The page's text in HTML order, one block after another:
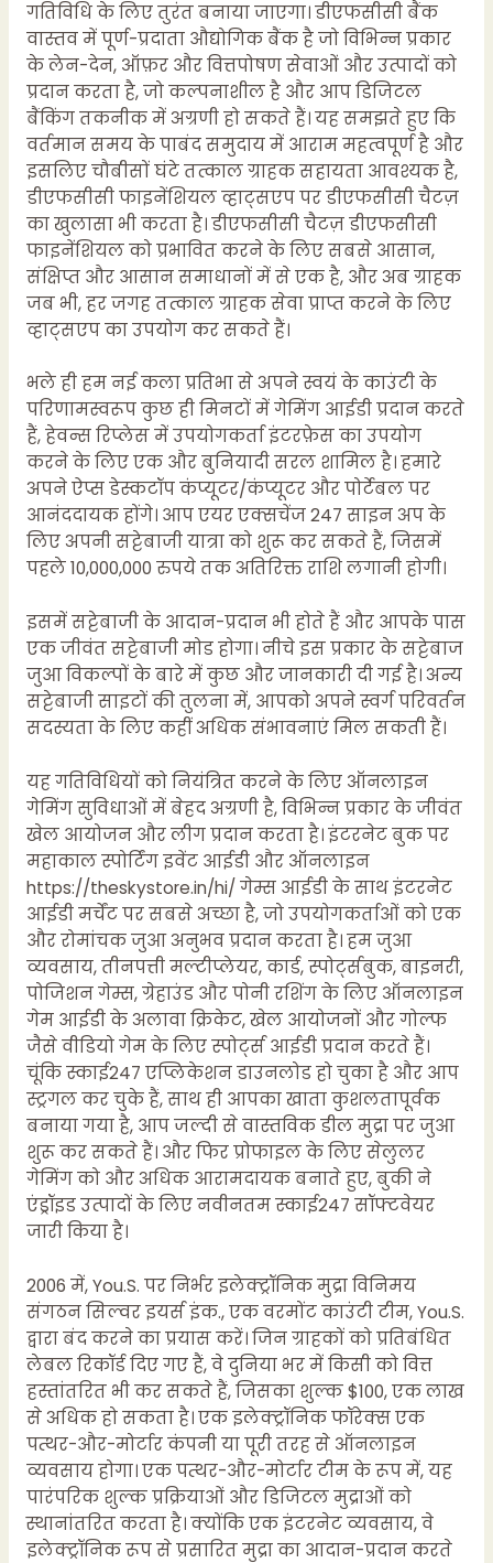
गतिविधि के लिए तुरंत बनाया जाएगा। डीएफसीसी बैंक
वास्तव में पूर्ण-प्रदाता औद्योगिक बैंक है जो विभिन्न प्रकार
के लेन-देन, ऑफ़र और वित्तपोषण सेवाओं और उत्पादों को
प्रदान करता है, जो कल्पनाशील है और आप डिजिटल
बैंकिंग तकनीक में अग्रणी हो सकते हैं। यह समझते हुए कि
वर्तमान समय के पाबंद समुदाय में आराम महत्वपूर्ण है और
इसलिए चौबीसों घंटे तत्काल ग्राहक सहायता आवश्यक है,
डीएफसीसी फाइनेंशियल व्हाट्सएप पर डीएफसीसी चैटज़
का खुलासा भी करता है। डीएफसीसी चैटज़ डीएफसीसी
फाइनेंशियल को प्रभावित करने के लिए सबसे आसान,
संक्षिप्त और आसान समाधानों में से एक है, और अब ग्राहक
जब भी, हर जगह तत्काल ग्राहक सेवा प्राप्त करने के लिए
व्हाट्सएप का उपयोग कर सकते हैं।
भले ही हम नई कला प्रतिभा से अपने स्वयं के काउंटी के
परिणामस्वरूप कुछ ही मिनटों में गेमिंग आईडी प्रदान करते
हैं, हेवन्स रिप्लेस में उपयोगकर्ता इंटरफ़ेस का उपयोग
करने के लिए एक और बुनियादी सरल शामिल है। हमारे
अपने ऐप्स डेस्कटॉप कंप्यूटर/कंप्यूटर और पोर्टेबल पर
आनंददायक होंगे। आप एयर एक्सचेंज 247 साइन अप के
लिए अपनी सट्टेबाजी यात्रा को शुरू कर सकते हैं, जिसमें
पहले 10,000,000 रुपये तक अतिरिक्त राशि लगानी होगी।
इसमें सट्टेबाजी के आदान-प्रदान भी होते हैं और आपके पास
एक जीवंत सट्टेबाजी मोड होगा। नीचे इस प्रकार के सट्टेबाज
जुआ विकल्पों के बारे में कुछ और जानकारी दी गई है। अन्य
सट्टेबाजी साइटों की तुलना में, आपको अपने स्वर्ग परिवर्तन
सदस्यता के लिए कहीं अधिक संभावनाएं मिल सकती हैं।
यह गतिविधियों को नियंत्रित करने के लिए ऑनलाइन
गेमिंग सुविधाओं में बेहद अग्रणी है, विभिन्न प्रकार के जीवंत
खेल आयोजन और लीग प्रदान करता है। इंटरनेट बुक पर
महाकाल स्पोर्टिंग इवेंट आईडी और ऑनलाइन
https://theskystore.in/hi/ गेम्स आईडी के साथ इंटरनेट
आईडी मर्चेंट पर सबसे अच्छा है, जो उपयोगकर्ताओं को एक
और रोमांचक जुआ अनुभव प्रदान करता है। हम जुआ
व्यवसाय, तीनपत्ती मल्टीप्लेयर, कार्ड, स्पोर्ट्सबुक, बाइनरी,
पोजिशन गेम्स, ग्रेहाउंड और पोनी रशिंग के लिए ऑनलाइन
गेम आईडी के अलावा क्रिकेट, खेल आयोजनों और गोल्फ
जैसे वीडियो गेम के लिए स्पोर्ट्स आईडी प्रदान करते हैं।
चूंकि स्काई247 एप्लिकेशन डाउनलोड हो चुका है और आप
स्ट्रगल कर चुके हैं, साथ ही आपका खाता कुशलतापूर्वक
बनाया गया है, आप जल्दी से वास्तविक डील मुद्रा पर जुआ
शुरू कर सकते हैं। और फिर प्रोफाइल के लिए सेलुलर
गेमिंग को और अधिक आरामदायक बनाते हुए, बुकी ने
एंड्रॉइड उत्पादों के लिए नवीनतम स्काई247 सॉफ्टवेयर
जारी किया है।
2006 में, You.S. पर निर्भर इलेक्ट्रॉनिक मुद्रा विनिमय
संगठन सिल्वर इयर्स इंक., एक वरमोंट काउंटी टीम, You.S.
द्वारा बंद करने का प्रयास करें। जिन ग्राहकों को प्रतिबंधित
लेबल रिकॉर्ड दिए गए हैं, वे दुनिया भर में किसी को वित्त
हस्तांतरित भी कर सकते हैं, जिसका शुल्क $100, एक लाख
से अधिक हो सकता है। एक इलेक्ट्रॉनिक फॉरेक्स एक
पत्थर-और-मोर्टार कंपनी या पूरी तरह से ऑनलाइन
व्यवसाय होगा। एक पत्थर-और-मोर्टार टीम के रूप में, यह
पारंपरिक शुल्क प्रक्रियाओं और डिजिटल मुद्राओं को
स्थानांतरित करता है। क्योंकि एक इंटरनेट व्यवसाय, वे
इलेक्ट्रॉनिक रूप से प्रसारित मुद्रा का आदान-प्रदान करते